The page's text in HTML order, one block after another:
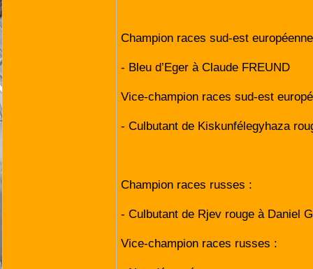
Champion races sud-est
- Bleu d’Eger à Claude FREUND
Vice-champion races sud-est
- Culbutant de Kiskunfélegyhaza
Champion races russes :
- Culbutant de Rjev rouge à Daniel
Vice-champion races russes :